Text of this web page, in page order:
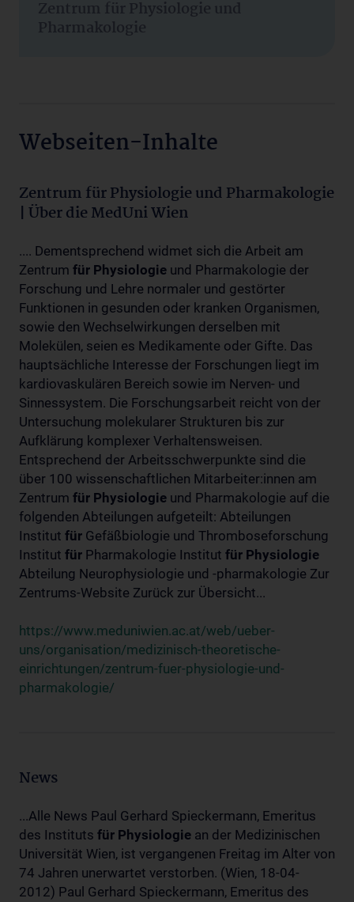
Zentrum für Physiologie und
Pharmakologie
Webseiten-Inhalte
Zentrum für Physiologie und Pharmakologie
| Über die MedUni Wien
.... Dementsprechend widmet sich die Arbeit am
Zentrum für Physiologie und Pharmakologie der
Forschung und Lehre normaler und gestörter
Funktionen in gesunden oder kranken Organismen,
sowie den Wechselwirkungen derselben mit
Molekülen, seien es Medikamente oder Gifte. Das
hauptsächliche Interesse der Forschungen liegt im
kardiovaskulären Bereich sowie im Nerven- und
Sinnessystem. Die Forschungsarbeit reicht von der
Untersuchung molekularer Strukturen bis zur
Aufklärung komplexer Verhaltensweisen.
Entsprechend der Arbeitsschwerpunkte sind die
über 100 wissenschaftlichen Mitarbeiter:innen am
Zentrum für Physiologie und Pharmakologie auf die
folgenden Abteilungen aufgeteilt: Abteilungen
Institut für Gefäßbiologie und Thromboseforschung
Institut für Pharmakologie Institut für Physiologie
Abteilung Neurophysiologie und -pharmakologie Zur
Zentrums-Website Zurück zur Übersicht...
https://www.meduniwien.ac.at/web/ueber-
uns/organisation/medizinisch-theoretische-
einrichtungen/zentrum-fuer-physiologie-und-
pharmakologie/
News
...Alle News Paul Gerhard Spieckermann, Emeritus
des Instituts für Physiologie an der Medizinischen
Universität Wien, ist vergangenen Freitag im Alter von
74 Jahren unerwartet verstorben. (Wien, 18-04-
2012) Paul Gerhard Spieckermann, Emeritus des